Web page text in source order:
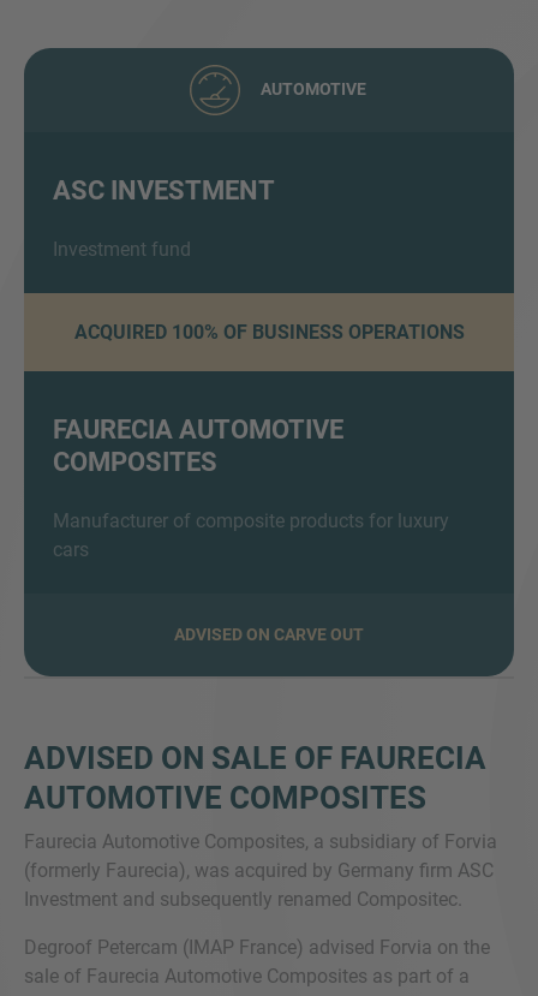
AUTOMOTIVE
ASC INVESTMENT
Investment fund
ACQUIRED 100% OF BUSINESS OPERATIONS
FAURECIA AUTOMOTIVE
COMPOSITES
Manufacturer of composite products for luxury
cars
ADVISED ON CARVE OUT
ADVISED ON SALE OF FAURECIA
AUTOMOTIVE COMPOSITES
Faurecia Automotive Composites, a subsidiary of Forvia
(formerly Faurecia), was acquired by Germany firm ASC
Investment and subsequently renamed Compositec.
Degroof Petercam (IMAP France) advised Forvia on the
sale of Faurecia Automotive Composites as part of a
SIE HABEN NOCH FRAGEN?
Inquiry
Hiermit bestätige ich, dass ich die